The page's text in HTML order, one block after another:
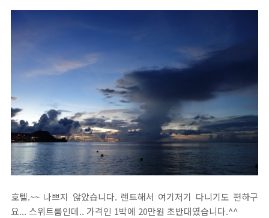
호텔.~~ 나쁘지 않았습니다. 렌트해서 여기저기 다니기도 편하구
요... 스위트룸인데.. 가격인 1박에 20만원 초반대였습니다.^^